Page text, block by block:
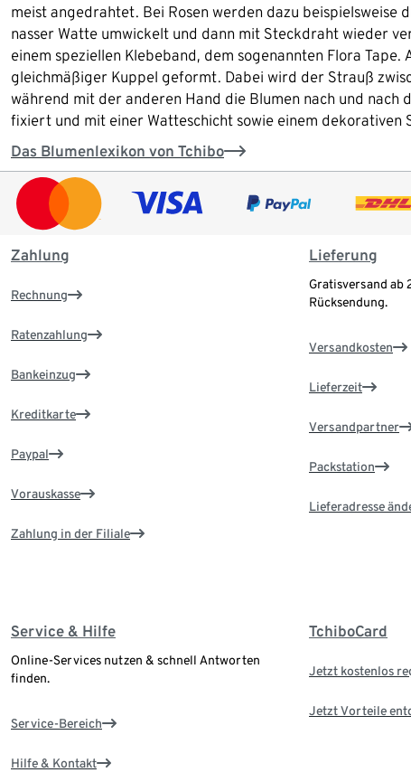
meist angedrahtet. Bei Rosen werden dazu
nasser Watte umwickelt und dann mit Steckdraht wieder
einem speziellen Klebeband, dem sogenannten Flora
gleichmäßiger Kuppel geformt. Dabei wird der Strauß
während mit der anderen Hand die Blumen nach und
fixiert und mit einer Watteschicht sowie einem dekorativen
Das Blumenlexikon von Tchibo
Zahlung
Rechnung
Ratenzahlung
Bankeinzug
Kreditkarte
Paypal
Vorauskasse
Zahlung in der Filiale
Lieferung
Gratisversand ab
Rücksendung.
Versandkosten
Lieferzeit
Versandpartner
Packstation
Lieferadresse
Service & Hilfe
Online-Services nutzen & schnell Antworten
finden.
Service-Bereich
Hilfe & Kontakt
TchiboCard
Jetzt kostenlos
Jetzt Vorteile